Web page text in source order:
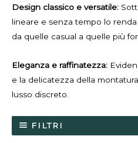
Design classico e versatile:
lineare e senza tempo lo
da quelle casual a quelle più
Eleganza e raffinatezza:
e la delicatezza della
lusso discreto.
FILTRI